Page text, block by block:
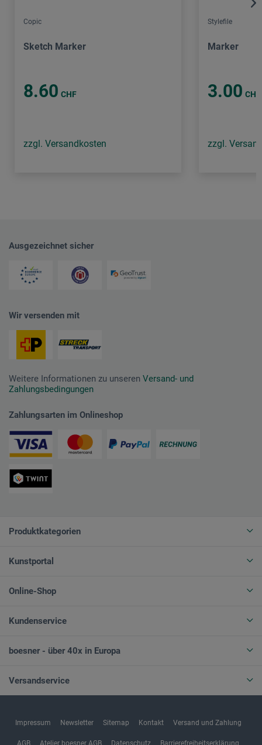
Copic
Sketch Marker
8.60 CHF
zzgl. Versandkosten
Stylefile
Marker
3.00 CHF
zzgl.
Ausgezeichnet sicher
Wir versenden mit
Weitere Informationen zu unseren Versand- und
Zahlungsbedingungen
Zahlungsarten im Onlineshop
Produktkategorien
Kunstportal
Online-Shop
Kundenservice
boesner - über 40x in Europa
Versandservice
Impressum Newsletter Sitemap Kontakt Versand und Zahlung
AGB Atelier boesner AGB Datenschutz Barrierefreiheitserklärung